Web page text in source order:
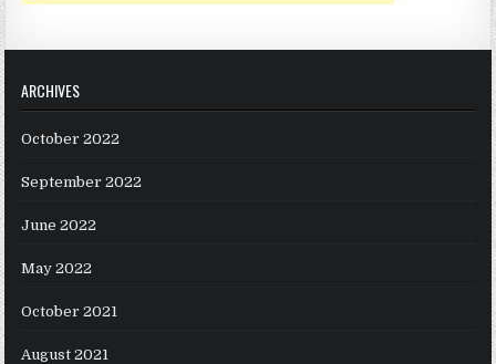
ARCHIVES
October 2022
September 2022
June 2022
May 2022
October 2021
August 2021